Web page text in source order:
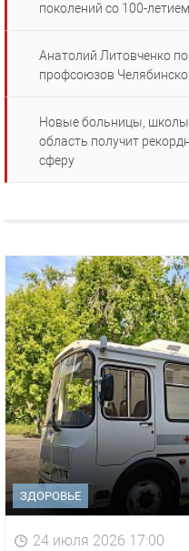
поколений со 100-
Анатолий Литовченко
профсоюзов
Новые больницы, школы
область получит
сферу
ЗДОРОВЬЕ
24 июля 2026 17:00